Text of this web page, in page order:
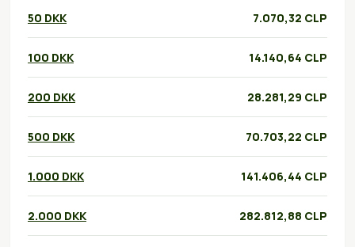
50 DKK 7.070,32 CLP
100 DKK 14.140,64 CLP
200 DKK 28.281,29 CLP
500 DKK 70.703,22 CLP
1.000 DKK 141.406,44 CLP
2.000 DKK 282.812,88 CLP